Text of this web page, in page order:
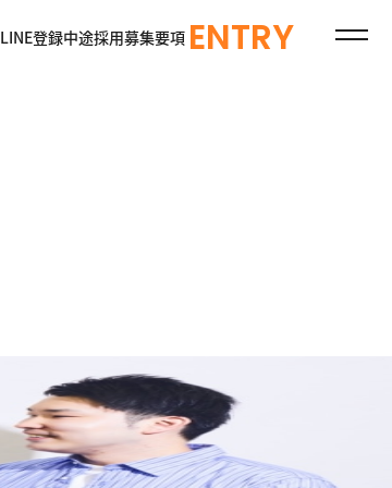
LINE登録中途採用募集要項 ENTRY